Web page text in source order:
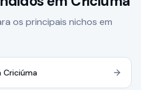
os principais nichos em
Criciúma